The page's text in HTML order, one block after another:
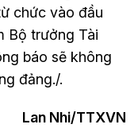
chức vào đầu
Bộ trưởng Tài
báo sẽ không
đảng./.
Lan Nhi/TTXVN